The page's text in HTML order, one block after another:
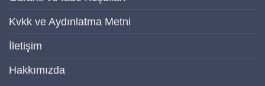
Kvkk ve Aydınlatma Metni
İletişim
Hakkımızda